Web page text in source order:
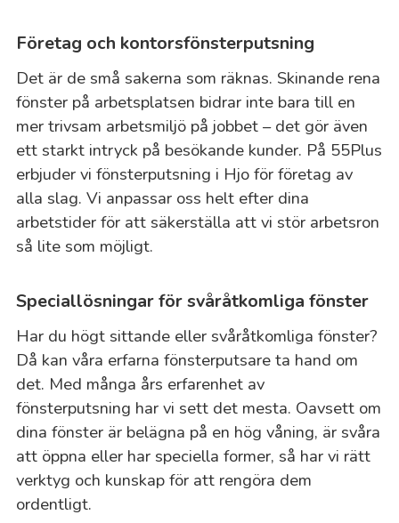
Företag och kontorsfönsterputsning
Det är de små sakerna som räknas. Skinande rena
fönster på arbetsplatsen bidrar inte bara till en
mer trivsam arbetsmiljö på jobbet – det gör även
ett starkt intryck på besökande kunder. På 55Plus
erbjuder vi fönsterputsning i Hjo för företag av
alla slag. Vi anpassar oss helt efter dina
arbetstider för att säkerställa att vi stör arbetsron
så lite som möjligt.
Speciallösningar för svåråtkomliga fönster
Har du högt sittande eller svåråtkomliga fönster?
Då kan våra erfarna fönsterputsare ta hand om
det. Med många års erfarenhet av
fönsterputsning har vi sett det mesta. Oavsett om
dina fönster är belägna på en hög våning, är svåra
att öppna eller har speciella former, så har vi rätt
verktyg och kunskap för att rengöra dem
ordentligt.